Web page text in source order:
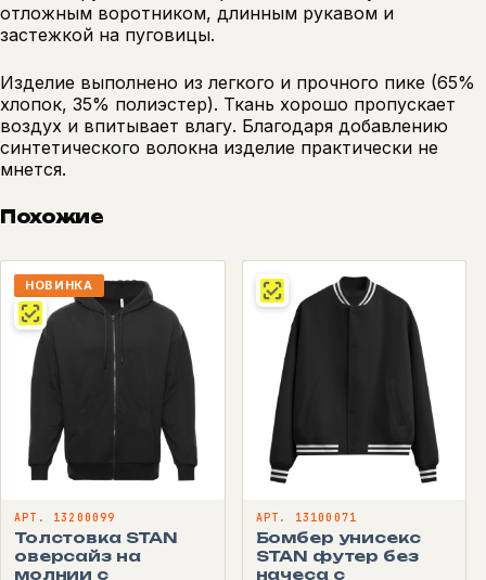
отложным воротником, длинным рукавом и
застежкой на пуговицы.
Изделие выполнено из легкого и прочного пике (65%
хлопок, 35% полиэстер). Ткань хорошо пропускает
воздух и впитывает влагу. Благодаря добавлению
синтетического волокна изделие практически не
мнется.
Похожие
НОВИНКА
АРТ. 13200099
Толстовка STAN
оверсайз на
молнии с
АРТ. 13100071
Бомбер унисекс
STAN футер без
начеса с